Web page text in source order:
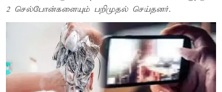
2 செல்போன்களையும் பறிமுதல் செய்தனர்.